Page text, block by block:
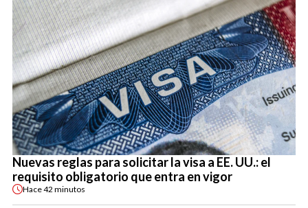
Nuevas reglas para solicitar la visa a EE. UU.: el
requisito obligatorio que entra en vigor
Hace42 minutos